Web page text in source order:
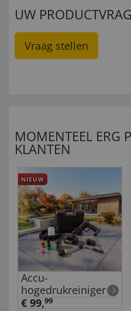
UW
Vraag stellen
MOMENTEEL ERG
KLANTEN
NIEUW
Accu-
hogedrukreiniger
€ 99,99